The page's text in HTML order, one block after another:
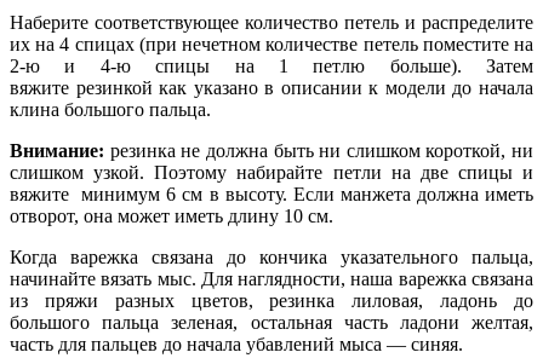
Наберите соответствующее количество петель и распределите
их на 4 спицах (при нечетном количестве петель поместите на
2-ю и 4-ю спицы на 1 петлю больше). Затем
вяжите резинкой как указано в описании к модели до начала
клина большого пальца.
Внимание: резинка не должна быть ни слишком короткой, ни
слишком узкой. Поэтому набирайте петли на две спицы и
вяжите минимум 6 см в высоту. Если манжета должна иметь
отворот, она может иметь длину 10 см.
Когда варежка связана до кончика указательного пальца,
начинайте вязать мыс. Для наглядности, наша варежка связана
из пряжи разных цветов, резинка лиловая, ладонь до
большого пальца зеленая, остальная часть ладони желтая,
часть для пальцев до начала убавлений мыса — синяя.